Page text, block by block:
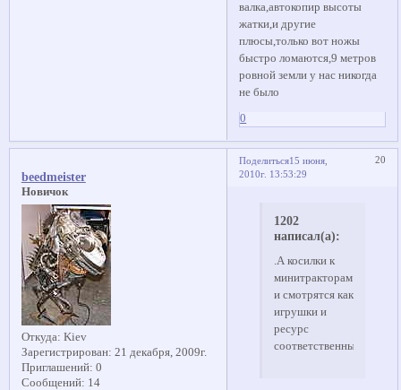
валка,автокопир высоты
жатки,и другие
плюсы,только вот ножы
быстро ломаются,9 метров
ровной земли у нас никогда
не было
0
Поделиться 20
15 июня,
2010г. 13:53:29
beedmeister
Новичок
Откуда: Kiev
Зарегистрирован: 21 декабря, 2009г.
Приглашений: 0
Сообщений: 14
1202
написал(а):
.А косилки к
минитракторам
и смотрятся как
игрушки и
ресурс
соответственный